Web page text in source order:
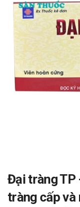
Đại tràng TP
tràng cấp và